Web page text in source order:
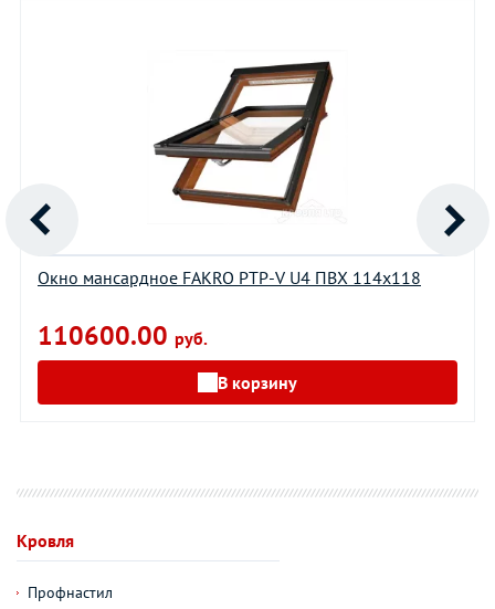
Окно мансардное FAKRO PTP-V U4 ПВХ 114х118
110600.00 руб.
В корзину
Кровля
Профнастил